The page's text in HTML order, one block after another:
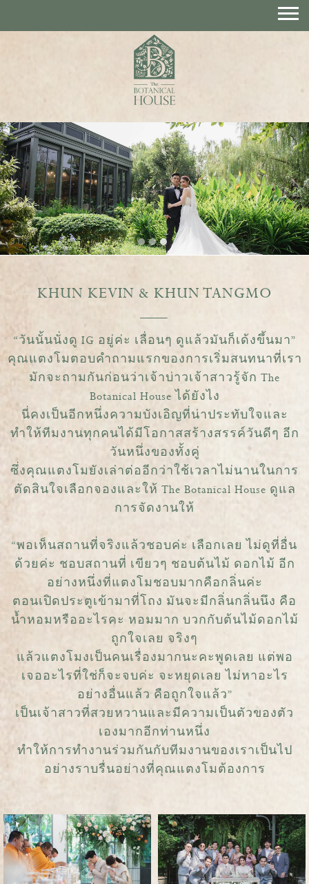
3/3
KHUN KEVIN & KHUN TANGMO
“วันนั้นนั่งดู IG อยู่ค่ะ เลื่อนๆ ดูแล้วมันก็เด้งขึ้นมา”
คุณแตงโมตอบคำถามแรกของการเริ่มสนทนาที่เรา
มักจะถามกันก่อนว่าเจ้าบ่าวเจ้าสาวรู้จัก The
Botanical House ได้ยังไง
นี่คงเป็นอีกหนึ่งความบังเอิญที่น่าประทับใจและ
ทำให้ทีมงานทุกคนได้มีโอกาสสร้างสรรค์วันดีๆ อีก
วันหนึ่งของทั้งคู่
ซึ่งคุณแตงโมยังเล่าต่ออีกว่าใช้เวลาไม่นานในการ
ตัดสินใจเลือกจองและให้ The Botanical House ดูแล
การจัดงานให้
“พอเห็นสถานที่จริงแล้วชอบค่ะ เลือกเลย ไม่ดูที่อื่น
ด้วยค่ะ ชอบสถานที่ เขียวๆ ชอบต้นไม้ ดอกไม้ อีก
อย่างหนึ่งที่แตงโมชอบมากคือกลิ่นค่ะ
ตอนเปิดประตูเข้ามาที่โถง มันจะมีกลิ่นกลิ่นนึง คือ
น้ำหอมหรืออะไรคะ หอมมาก บวกกับต้นไม้ดอกไม้
ถูกใจเลย จริงๆ
แล้วแตงโมงเป็นคนเรื่องมากนะคะพูดเลย แต่พอ
เจออะไรที่ใช่ก็จะจบค่ะ จะหยุดเลย ไม่หาอะไร
อย่างอื่นแล้ว คือถูกใจแล้ว”
เป็นเจ้าสาวที่สวยหวานและมีความเป็นตัวของตัว
เองมากอีกท่านหนึ่ง
ทำให้การทำงานร่วมกันกับทีมงานของเราเป็นไป
อย่างราบรื่นอย่างที่คุณแตงโมต้องการ